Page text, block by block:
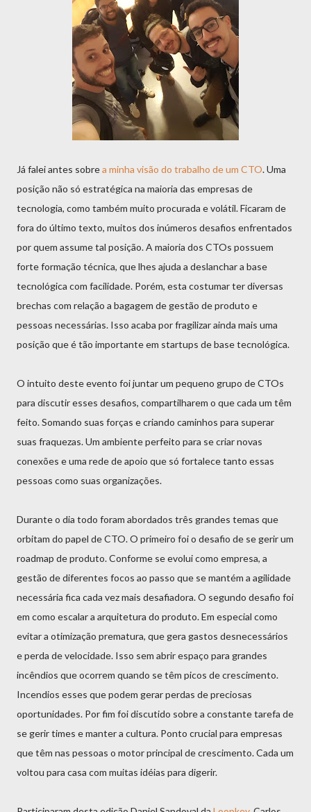
Já falei antes sobrea minha visão do trabalho de um CTO. Uma
posição não só estratégica na maioria das empresas de
tecnologia, como também muito procurada e volátil. Ficaram de
fora do último texto, muitos dos inúmeros desafios enfrentados
por quem assume tal posição. A maioria dos CTOs possuem
forte formação técnica, que lhes ajuda a deslanchar a base
tecnológica com facilidade. Porém, esta costumar ter diversas
brechas com relação a bagagem de gestão de produto e
pessoas necessárias. Isso acaba por fragilizar ainda mais uma
posição que é tão importante em startups de base tecnológica.
O intuito deste evento foi juntar um pequeno grupo de CTOs
para discutir esses desafios, compartilharem o que cada um têm
feito. Somando suas forças e criando caminhos para superar
suas fraquezas. Um ambiente perfeito para se criar novas
conexões e uma rede de apoio que só fortalece tanto essas
pessoas como suas organizações.
Durante o dia todo foram abordados três grandes temas que
orbitam do papel de CTO. O primeiro foi o desafio de se gerir um
roadmap de produto. Conforme se evolui como empresa, a
gestão de diferentes focos ao passo que se mantém a agilidade
necessária fica cada vez mais desafiadora. O segundo desafio foi
em como escalar a arquitetura do produto. Em especial como
evitar a otimização prematura, que gera gastos desnecessários
e perda de velocidade. Isso sem abrir espaço para grandes
incêndios que ocorrem quando se têm picos de crescimento.
Incendios esses que podem gerar perdas de preciosas
oportunidades. Por fim foi discutido sobre a constante tarefa de
se gerir times e manter a cultura. Ponto crucial para empresas
que têm nas pessoas o motor principal de crescimento. Cada um
voltou para casa com muitas idéias para digerir.